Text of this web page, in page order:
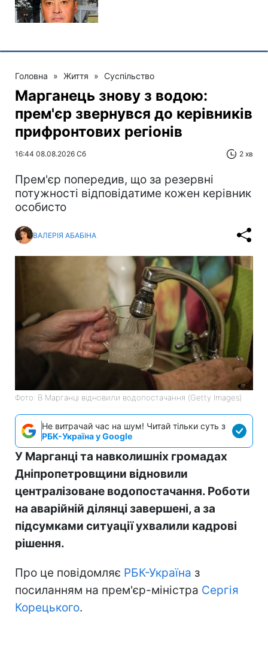
Головна » Життя » Суспільство
Марганець знову з водою:
прем'єр звернувся до керівників
прифронтових регіонів
16:44 08.08.2026 Сб 2 хв
Прем'єр попередив, що за резервні
потужності відповідатиме кожен керівник
особисто
ВАЛЕРІЯ АБАБІНА
Фото: В Марганці відновили водопостачання (Getty Images)
Не витрачай час на шум! Читай тільки суть з
РБК-Україна у Google
У Марганці та навколишніх громадах
Дніпропетровщини відновили
централізоване водопостачання. Роботи
на аварійній ділянці завершені, а за
підсумками ситуації ухвалили кадрові
рішення.
Про це повідомляє РБК-Україна з
посиланням на прем'єр-міністра Сергія
Корецького.